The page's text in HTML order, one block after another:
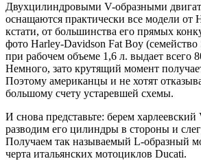
Двухцилиндровыми V-образными
оснащаются практически все модели от
кстати, от большинства его прямых
фото Harley-Davidson Fat Boy
при рабочем объеме 1,6 л. выдает всего
Немного, зато крутящий момент
Поэтому американцы и не хотят
большому счету устаревшей схемы.
И снова представьте: берем
разводим его цилиндры в стороны и
Получаем так называемый L-образный
черта итальянских мотоциклов Ducati.